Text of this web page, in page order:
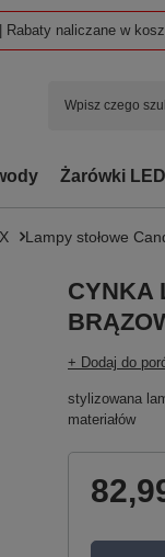
| Rabaty naliczane w
Żarówki LED
Lampy stołowe
CYNKA
+ Dodaj do
stylizowana
materiałów